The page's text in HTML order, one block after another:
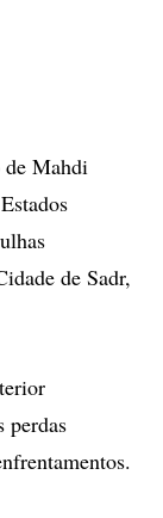
Mahdi
de Sadr,
perdas